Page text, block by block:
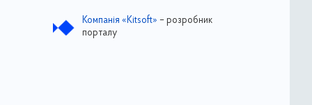
Компанія «Kitsoft» – розробник
порталу